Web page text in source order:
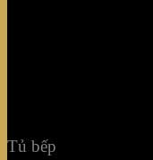
Tủ bếp